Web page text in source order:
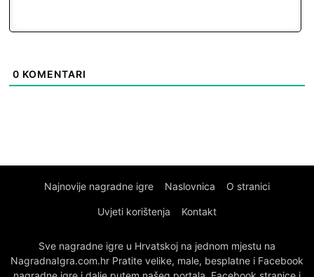
0 KOMENTARI
Najnovije nagradne igre Naslovnica O stranici
Uvjeti korištenja Kontakt
Sve nagradne igre u Hrvatskoj na jednom mjestu na
NagradnaIgra.com.hr Pratite velike, male, besplatne i Facebook